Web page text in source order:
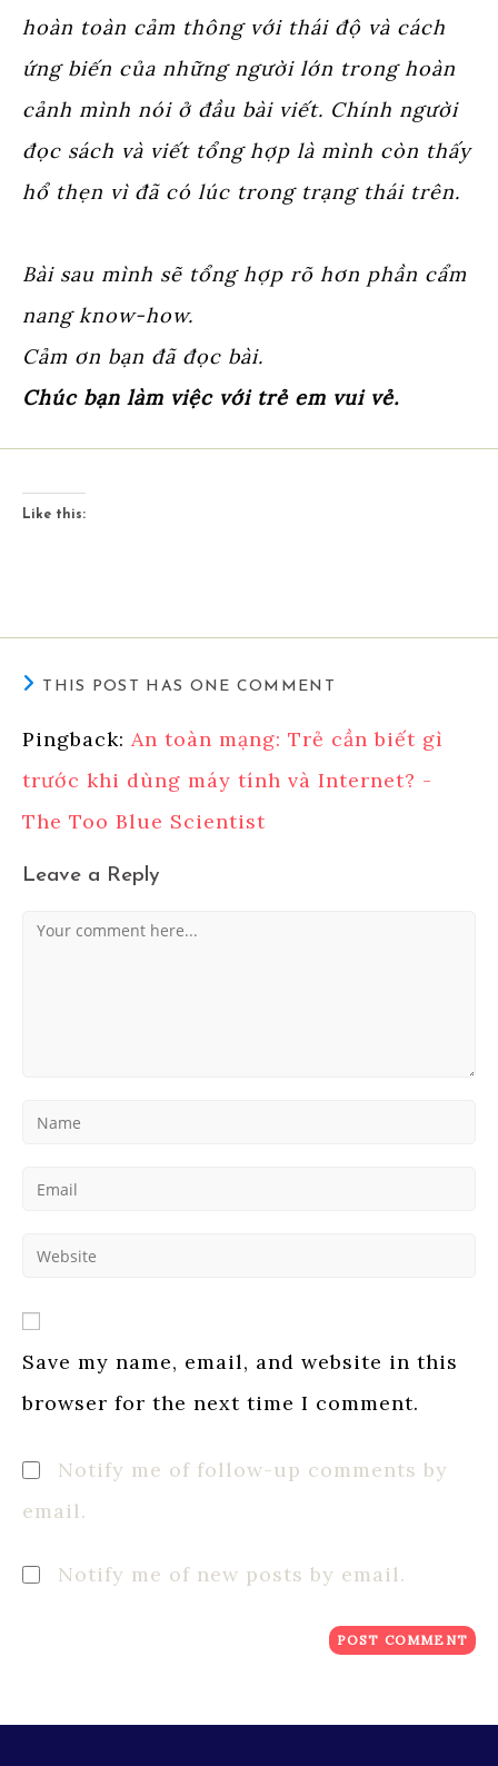
hoàn toàn cảm thông với thái độ và cách
ứng biến của những người lớn trong hoàn
cảnh mình nói ở đầu bài viết. Chính người
đọc sách và viết tổng hợp là mình còn thấy
hổ thẹn vì đã có lúc trong trạng thái trên.
Bài sau mình sẽ tổng hợp rõ hơn phần cẩm
nang know-how.
Cảm ơn bạn đã đọc bài.
Chúc bạn làm việc với trẻ em vui vẻ.
Like this:
THIS POST HAS ONE COMMENT
Pingback: An toàn mạng: Trẻ cần biết gì
trước khi dùng máy tính và Internet? -
The Too Blue Scientist
Leave a Reply
Comment
your
comment
your
address
your
URL
(optional)
Save my name, email, and website in this
browser for the next time I comment.
Notify me of follow-up comments by
email.
Notify me of new posts by email.